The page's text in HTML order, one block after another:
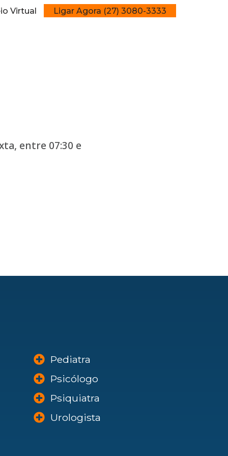
Virtual Ligar Agora (27) 3080-3333
entre 07:30 e
Pediatra
Psicólogo
Psiquiatra
Urologista